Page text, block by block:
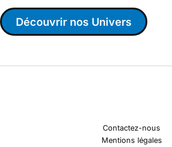
Découvrir nos Univers
Contactez-nous
Mentions légales